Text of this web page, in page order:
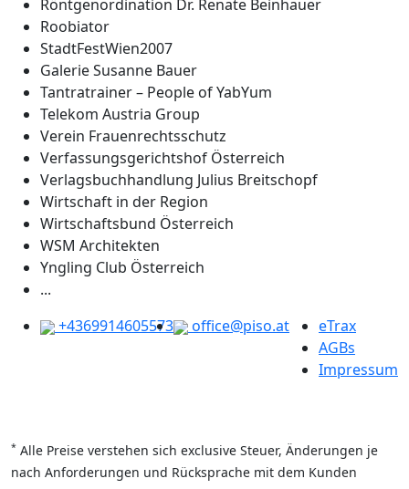
Röntgenordination Dr. Renate Beinhauer
Roobiator
StadtFestWien2007
Galerie Susanne Bauer
Tantratrainer – People of YabYum
Telekom Austria Group
Verein Frauenrechtsschutz
Verfassungsgerichtshof Österreich
Verlagsbuchhandlung Julius Breitschopf
Wirtschaft in der Region
Wirtschaftsbund Österreich
WSM Architekten
Yngling Club Österreich
...
+4369914605573
office@piso.at
eTrax
AGBs
Impressum
* Alle Preise verstehen sich exclusive Steuer, Änderungen je
nach Anforderungen und Rücksprache mit dem Kunden